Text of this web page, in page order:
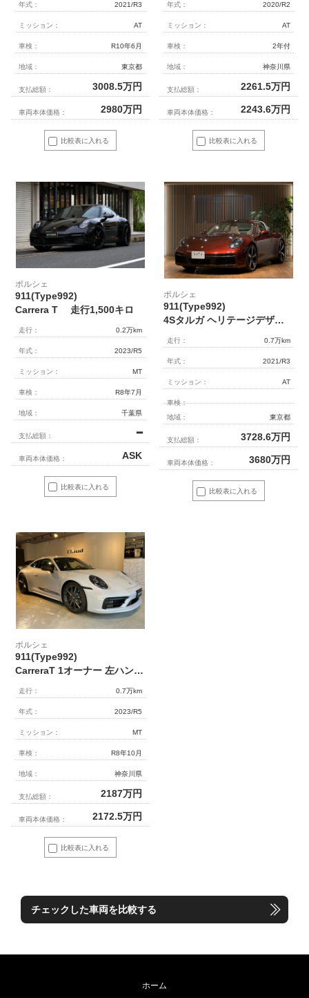
比較表に入れる
年式： 2021/R3
ミッション： AT
車検： R10年6月
地域： 東京都
支払総額： 3008.5万円
車両本体価格： 2980万円
比較表に入れる
年式： 2020/R2
ミッション： AT
車検： 2年付
地域： 神奈川県
支払総額： 2261.5万円
車両本体価格： 2243.6万円
比較表に入れる
ポルシェ
911(Type992)
Carrera T 走行1,500キロ
走行： 0.2万km
年式： 2023/R5
ミッション： MT
車検： R8年7月
地域： 千葉県
支払総額： ━
車両本体価格： ASK
比較表に入れる
ポルシェ
911(Type992)
4Sタルガ ヘリテージデザインエディション PDK / フルプロテクション / チェリーメタリック/ ボルドーレザー/ アタカマベージュOLEOクラブレザー＆コーデュロイ
走行： 0.7万km
年式： 2021/R3
ミッション： AT
車検：
地域：
東京都
支払総額： 3728.6万円
車両本体価格： 3680万円
比較表に入れる
ポルシェ
911(Type992)
CarreraT 1オーナー 左ハンドル 7MT フロントリフト リアアクスルステアリング カレラTインテリア OP420万円
走行： 0.7万km
年式： 2023/R5
ミッション： MT
車検： R8年10月
地域： 神奈川県
支払総額： 2187万円
車両本体価格： 2172.5万円
チェックした車両を比較する
ホーム